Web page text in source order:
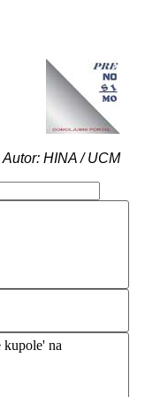
Autor: HINA / UCM
kupole' na